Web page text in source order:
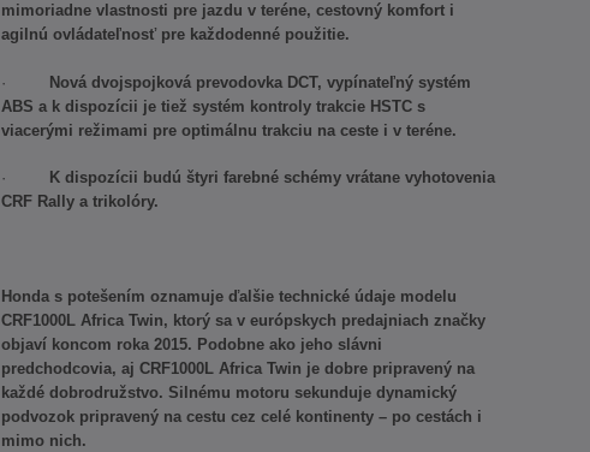
mimoriadne vlastnosti pre jazdu v teréne, cestovný komfort i
agilnú ovládateľnosť pre každodenné použitie.
· Nová dvojspojková prevodovka DCT, vypínateľný systém
ABS a k dispozícii je tiež systém kontroly trakcie HSTC s
viacerými režimami pre optimálnu trakciu na ceste i v teréne.
·
K dispozícii budú štyri farebné schémy vrátane vyhotovenia
CRF Rally a trikolóry.
Honda s potešením oznamuje ďalšie technické údaje modelu
CRF1000L Africa Twin, ktorý sa v európskych predajniach značky
objaví koncom roka 2015. Podobne ako jeho slávni
predchodcovia, aj CRF1000L Africa Twin je dobre pripravený na
každé dobrodružstvo. Silnému motoru sekunduje dynamický
podvozok pripravený na cestu cez celé kontinenty – po cestách i
mimo nich.